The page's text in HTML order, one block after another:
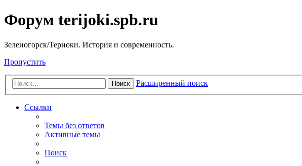
Форум terijoki.spb.ru
Зеленогорск/Териоки. История и современность.
Пропустить
Поиск Расширенный поиск
Ссылки
Темы без ответов
Активные темы
Поиск